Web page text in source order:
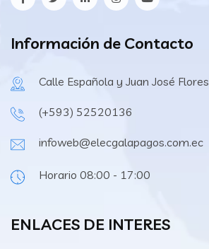
Información de Contacto
Calle Española y Juan José Flores
(+593) 52520136
infoweb@elecgalapagos.com.ec
Horario 08:00 - 17:00
ENLACES DE INTERES